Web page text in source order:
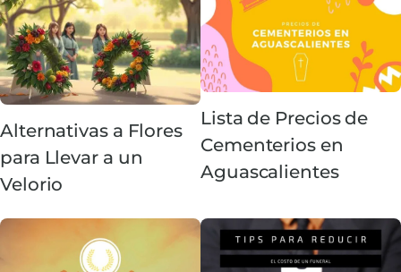
Alternativas a Flores
para Llevar a un
Velorio
Lista de Precios de
Cementerios en
Aguascalientes